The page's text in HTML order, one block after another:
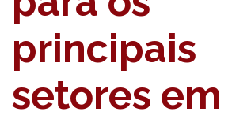
principais
setores em